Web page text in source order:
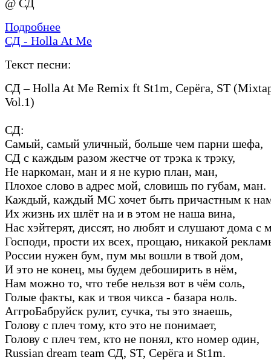
@ СД
Подробнее
СД - Holla At Me
Текст песни:
СД – Holla At Me Remix ft St1m, Серёга, ST
Vol.1)
СД:
Самый, самый уличный, больше чем парни шефа,
СД с каждым разом жестче от трэка к трэку,
Не наркоман, ман и я не курю план, ман,
Плохое слово в адрес мой, словишь по губам, ман.
Каждый, каждый MC хочет быть причастным к
Их жизнь их шлёт на и в этом не наша вина,
Нас хэйтерят, диссят, но любят и слушают дома с
Господи, прости их всех, прощаю, никакой
России нужен бум, пум мы вошли в твой дом,
И это не конец, мы будем дебоширить в нём,
Нам можно то, что тебе нельзя вот в чём соль,
Голые факты, как и твоя чикса - базара ноль.
АггроБабруйск рулит, сучка, ты это знаешь,
Голову с плеч тому, кто это не понимает,
Голову с плеч тем, кто не понял, кто номер один,
Russian dream team СД, ST, Серёга и St1m.